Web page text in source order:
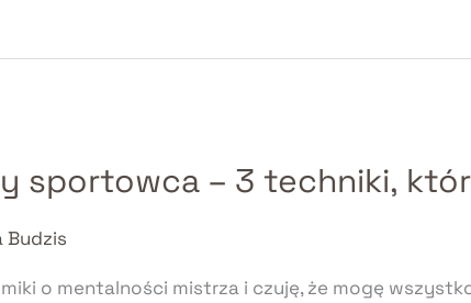
sportowca – 3 techniki,
Budzis
o mentalności mistrza i czuję, że mogę